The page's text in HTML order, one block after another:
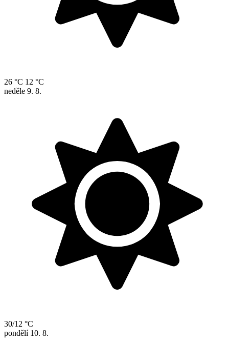
26 °C 12 °C
neděle 9. 8.
30/12 °C
pondělí 10. 8.